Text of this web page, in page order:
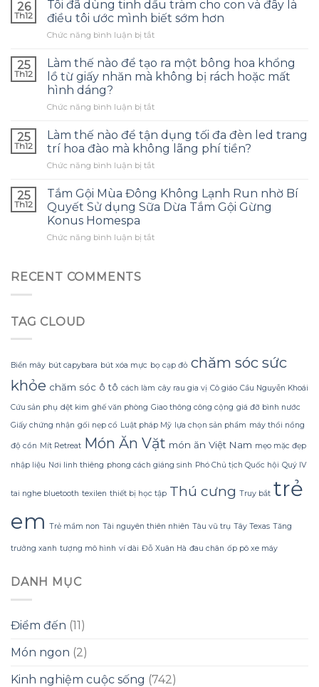
nào
để
chọn
bảo
quản
phù
và
tránh
những
sai
thường
gặp?
26
Th12
Tôi đã dùng tinh dầu tràm cho con và đây là
điều tôi ước mình biết sớm hơn
Chức năng bình luận bị tắtở
đã
dùng
tinh
tràm
con
đây
là
tôi
ước
sớm
25
Th12
Làm thế nào để tạo ra một bông hoa khổng
lồ từ giấy nhăn mà không bị rách hoặc mất
hình dáng?
Chức năng bình luận bị tắtở
thế
để
tạo
một
bông
lồ
25
Th12
Làm thế nào để tận dụng tối đa đèn led trang
trí hoa đào mà không lãng phí tiền?
Chức năng bình luận bị tắtở
thế
nào
để
dụng
lãng
phí
tiền?
25
Th12
Tắm Gội Mùa Đông Không Lạnh Run nhờ Bí
Quyết Sử dụng Sữa Dừa Tắm Gội Gừng
Konus Homespa
Chức năng bình luận bị tắtở
Sử
Sữa
Dừa
Gội
Gừng
Homespa
RECENT COMMENTS
TAG CLOUD
Biển mây bút capybara bút xóa mực bọ cạp đỏ chăm sóc sức
khỏe chăm sóc ô tô cách làm cây rau gia vị Cô giáo Cầu Nguyễn Khoái
Cứu sản phụ dệt kim ghế văn phòng Giao thông công cộng giá đỡ bình nước
Giấy chứng nhận gối nẹp cổ Luật pháp Mỹ lựa chọn sản phẩm máy thổi nồng
độ cồn Mít Retreat Món Ăn Vặt món ăn Việt Nam mẹo mặc đẹp
nhập liệu Nơi linh thiêng phong cách giáng sinh Phó Chủ tịch Quốc hội Quý IV
tai nghe bluetooth texilen thiết bị học tập Thú cưng Truy bắt trẻ
em Trẻ mầm non Tài nguyên thiên nhiên Tàu vũ trụ Tây Texas Tăng
trưởng xanh tượng mô hình ví dài Đỗ Xuân Hà đau chân ốp pô xe máy
DANH MỤC
Điểm đến (11)
Món ngon (2)
Kinh nghiệm cuộc sống (742)